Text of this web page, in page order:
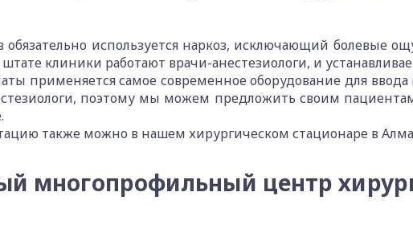
используется наркоз, исключающий болевые
клиники работают врачи-анестезиологи, и
применяется самое современное оборудование для ввода
поэтому мы можем предложить своим
также можно в нашем хирургическом стационаре в
многопрофильный центр